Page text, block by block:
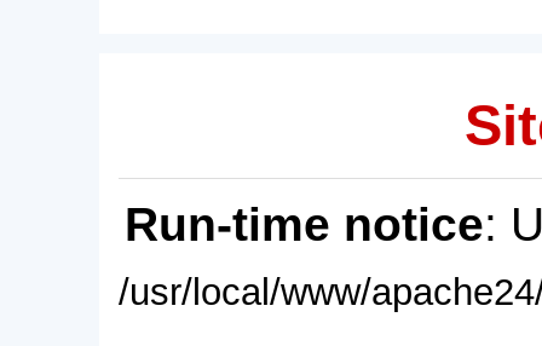
Run-time notice:
/usr/local/www/